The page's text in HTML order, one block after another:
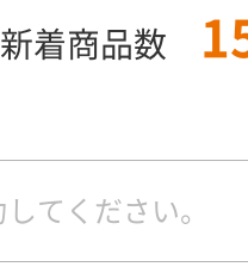
新着商品数